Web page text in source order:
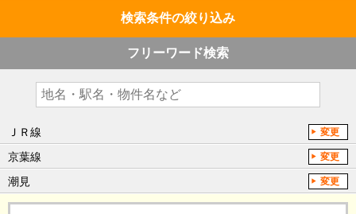
検索条件の絞り込み
フリーワード検索
ＪＲ線 変更
京葉線 変更
潮見 変更